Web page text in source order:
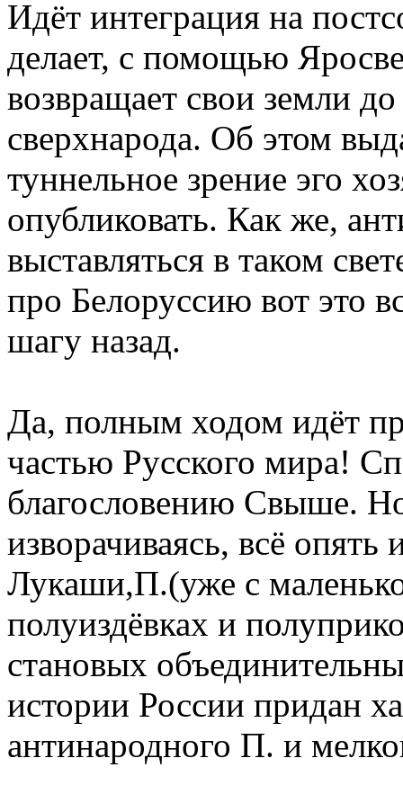
Идёт интеграция на
делает, с помощью
возвращает свои земли
сверхнарода. Об этом
туннельное зрение эго
опубликовать. Как же,
выставляться в таком
про Белоруссию вот это
шагу назад.
Да, полным ходом идёт
частью Русского мира!
благословению Свыше.
изворачиваясь, всё опять
Лукаши,П.(уже с
полуиздёвках и
становых
истории России придан
антинародного П. и